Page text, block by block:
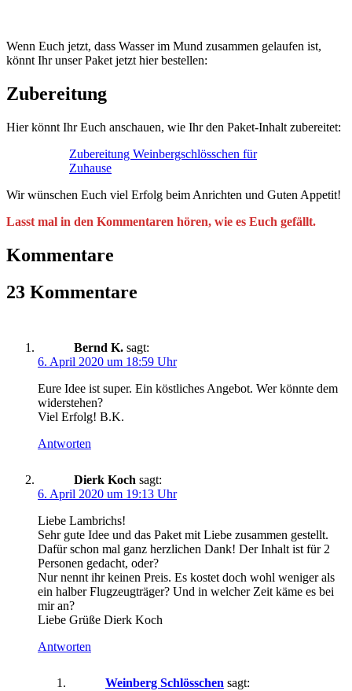
Wenn Euch jetzt, dass Wasser im Mund zusammen gelaufen ist,
könnt Ihr unser Paket jetzt hier bestellen:
Zubereitung
Hier könnt Ihr Euch anschauen, wie Ihr den Paket-Inhalt zubereitet:
Zubereitung Weinbergschlösschen für
Zuhause
Wir wünschen Euch viel Erfolg beim Anrichten und Guten Appetit!
Lasst mal in den Kommentaren hören, wie es Euch gefällt.
Kommentare
23 Kommentare
Bernd K. sagt:
6. April 2020 um 18:59 Uhr
Eure Idee ist super. Ein köstliches Angebot. Wer könnte dem
widerstehen?
Viel Erfolg! B.K.
Antworten
Dierk Koch sagt:
6. April 2020 um 19:13 Uhr
Liebe Lambrichs!
Sehr gute Idee und das Paket mit Liebe zusammen gestellt.
Dafür schon mal ganz herzlichen Dank! Der Inhalt ist für 2
Personen gedacht, oder?
Nur nennt ihr keinen Preis. Es kostet doch wohl weniger als
ein halber Flugzeugträger? Und in welcher Zeit käme es bei
mir an?
Liebe Grüße Dierk Koch
Antworten
Weinberg Schlösschen sagt: